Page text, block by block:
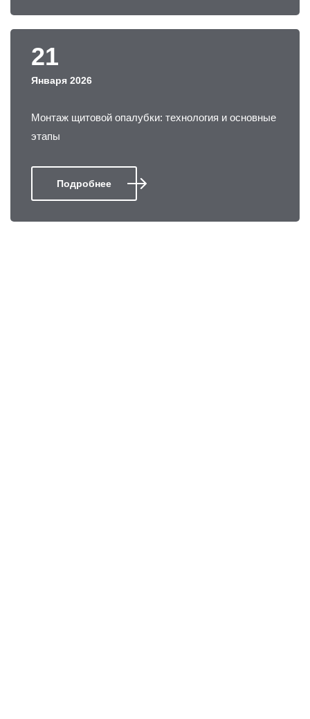
21
Января 2026
Монтаж щитовой опалубки: технология и основные
этапы
Подробнее